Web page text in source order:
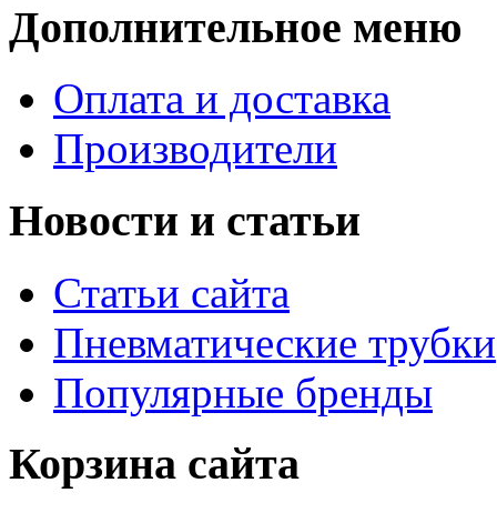
Дополнительное меню
Оплата и доставка
Производители
Новости и статьи
Статьи сайта
Пневматические трубки
Популярные бренды
Корзина сайта